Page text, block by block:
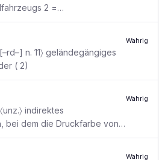
2 =
n. 11〉 geländegängiges
( 2)
Wahrig
indirektes
bei dem die Druckfarbe von
Wahrig
Wahrig